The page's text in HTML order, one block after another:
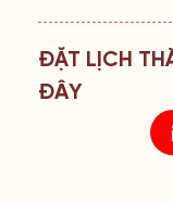
ĐẶT LỊCH
ĐÂY